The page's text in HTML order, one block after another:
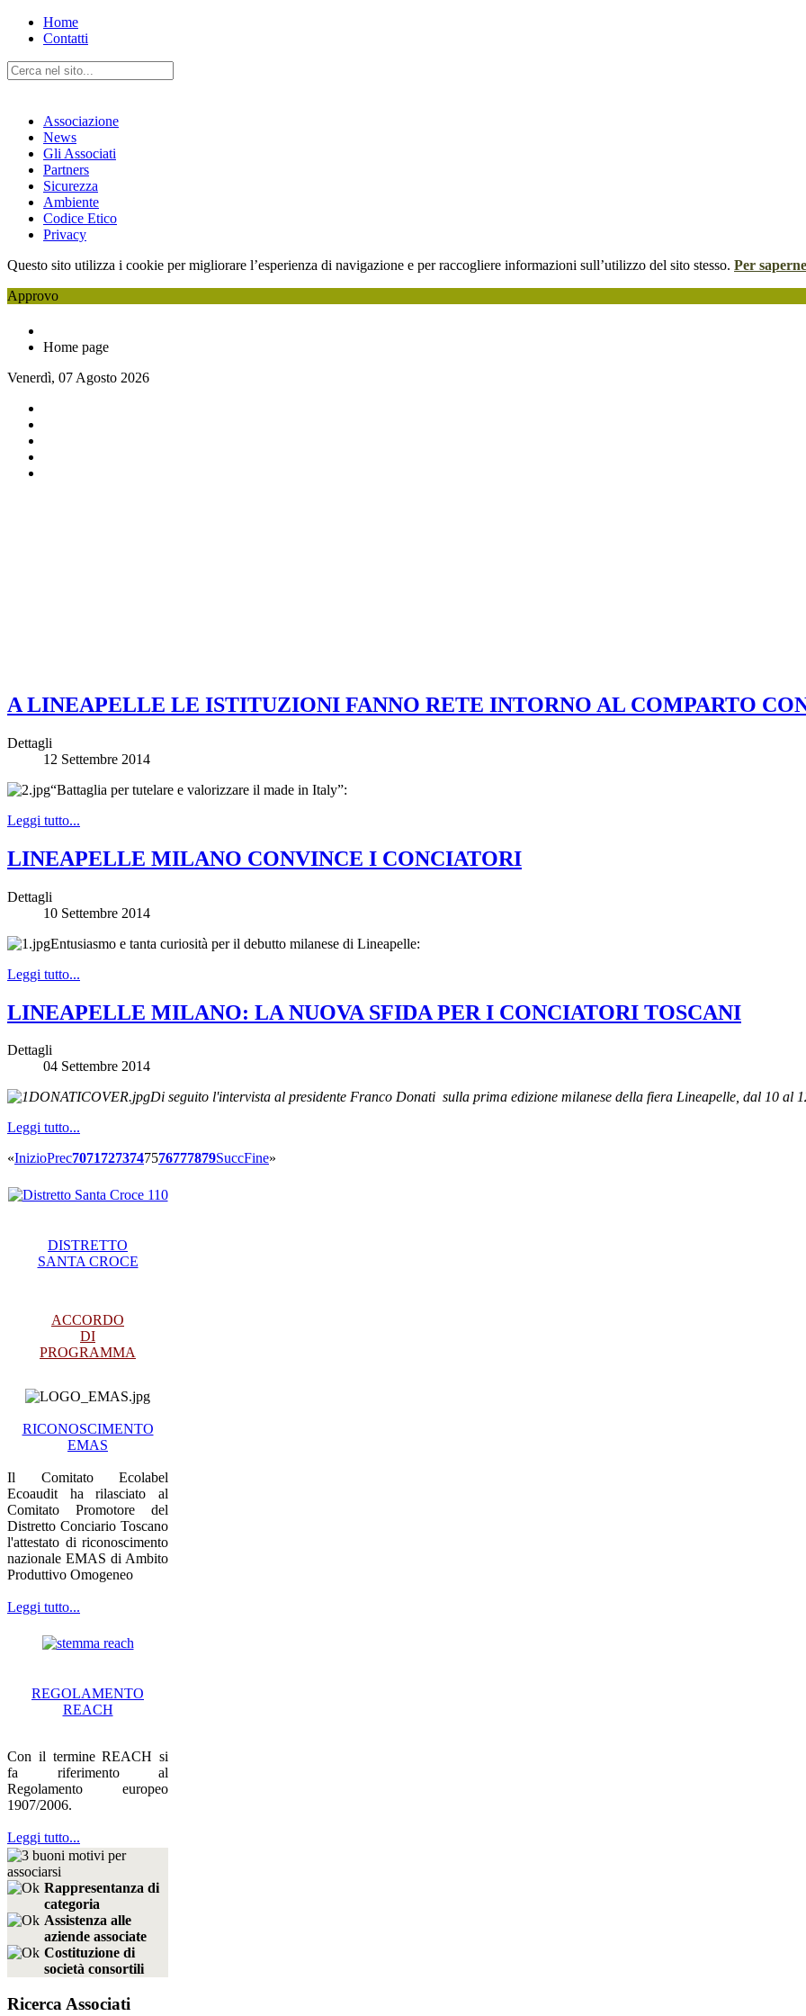
Home
Contatti
Associazione
News
Gli Associati
Partners
Sicurezza
Ambiente
Codice Etico
Privacy
Questo sito utilizza i cookie per migliorare l’esperienza di navigazione e per raccogliere informazioni sull’utilizzo del sito stesso. Per
Approvo
Home page
Venerdì, 07 Agosto 2026
A LINEAPELLE LE ISTITUZIONI FANNO RETE INTORNO AL COMPARTO
Dettagli
12 Settembre 2014
“Battaglia per tutelare e valorizzare il made in Italy”:
Leggi tutto...
LINEAPELLE MILANO CONVINCE I CONCIATORI
Dettagli
10 Settembre 2014
Entusiasmo e tanta curiosità per il debutto milanese di Lineapelle:
Leggi tutto...
LINEAPELLE MILANO: LA NUOVA SFIDA PER I CONCIATORI TOSCANI
Dettagli
04 Settembre 2014
Di seguito l'intervista al presidente Franco Donati sulla prima edizione milanese della fiera Lineapelle, dal 10 al
Leggi tutto...
«InizioPrec70717273747576777879SuccFine»
DISTRETTO
SANTA CROCE
ACCORDO
DI
PROGRAMMA
RICONOSCIMENTO
EMAS
Il Comitato Ecolabel
Ecoaudit ha rilasciato al
Comitato Promotore del
Distretto Conciario Toscano
l'attestato di riconoscimento
nazionale EMAS di Ambito
Produttivo Omogeneo
Leggi tutto...
REGOLAMENTO
REACH
Con il termine REACH si
fa riferimento al
Regolamento europeo
1907/2006.
Leggi tutto...
Rappresentanza di
categoria
Assistenza alle
aziende associate
Costituzione di
società consortili
Ricerca Associati